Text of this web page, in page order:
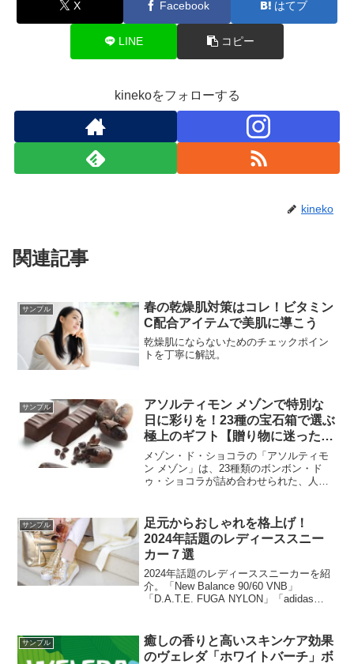
X Facebook はてブ
LINE コピー
kinekoをフォローする
kineko
関連記事
サンプル
春の乾燥肌対策はコレ！ビタミン
C配合アイテムで美肌に導こう
乾燥肌にならないためのチェックポイン
トを丁寧に解説。
サンプル
アソルティモン メゾンで特別な
日に彩りを！23種の宝石箱で選ぶ
極上のギフト【贈り物に迷ったら
コレ】
メゾン・ド・ショコラの「アソルティモ
ン メゾン」は、23種類のボンボン・ド
ゥ・ショコラが詰め合わせられた、人気
素材を贅沢に使用し、メゾン・ド・ショ
コラの職人が丁寧に仕上げています。
サンプル
足元からおしゃれを格上げ！
2024年話題のレディーススニー
カー７選
2024年話題のレディーススニーカーを紹
介。「New Balance 90/60 VNB」
「D.A.T.E. FUGA NYLON」「adidas
MEDALIST」「NIKE NIKE Air Huarache
Craft」「ASICS GEL - NYC」など
サンプル
癒しの香りと高いスキンケア効果
のヴェレダ「ホワイトバーチ」ボ